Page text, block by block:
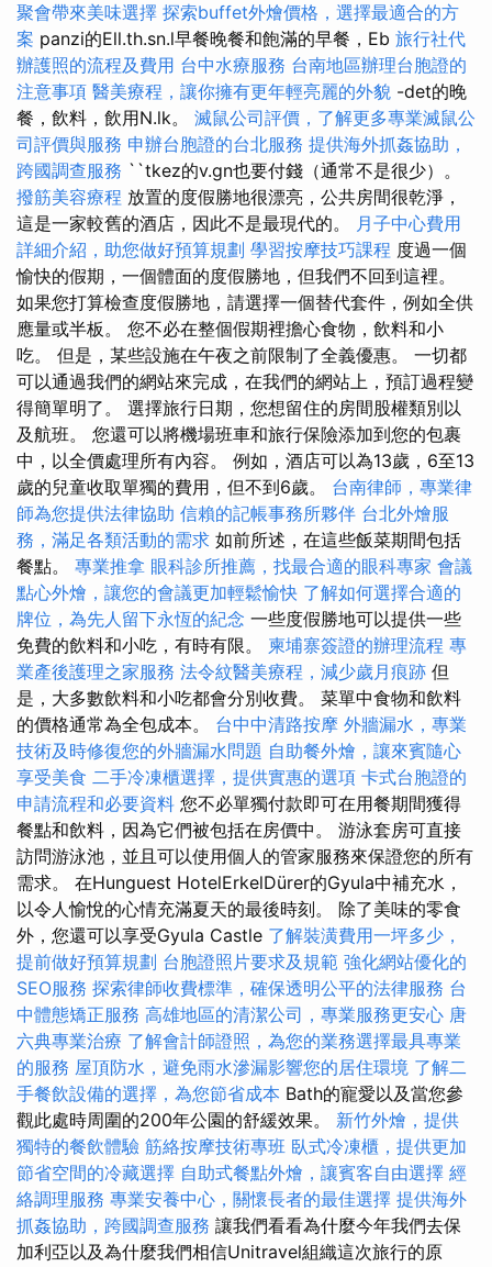
聚會帶來美味選擇 探索buffet外燴價格，選擇最適合的方
案 panzi的Ell.th.sn.l早餐晚餐和飽滿的早餐，Eb 旅行社代
辦護照的流程及費用 台中水療服務 台南地區辦理台胞證的
注意事項 醫美療程，讓你擁有更年輕亮麗的外貌 -det的晚
餐，飲料，飲用N.lk。 滅鼠公司評價，了解更多專業滅鼠公
司評價與服務 申辦台胞證的台北服務 提供海外抓姦協助，
跨國調查服務 ``tkez的v.gn也要付錢（通常不是很少）。
撥筋美容療程 放置的度假勝地很漂亮，公共房間很乾淨，
這是一家較舊的酒店，因此不是最現代的。 月子中心費用
詳細介紹，助您做好預算規劃 學習按摩技巧課程 度過一個
愉快的假期，一個體面的度假勝地，但我們不回到這裡。
如果您打算檢查度假勝地，請選擇一個替代套件，例如全供
應量或半板。 您不必在整個假期裡擔心食物，飲料和小
吃。 但是，某些設施在午夜之前限制了全義優惠。 一切都
可以通過我們的網站來完成，在我們的網站上，預訂過程變
得簡單明了。 選擇旅行日期，您想留住的房間股權類別以
及航班。 您還可以將機場班車和旅行保險添加到您的包裹
中，以全價處理所有內容。 例如，酒店可以為13歲，6至13
歲的兒童收取單獨的費用，但不到6歲。 台南律師，專業律
師為您提供法律協助 信賴的記帳事務所夥伴 台北外燴服
務，滿足各類活動的需求 如前所述，在這些飯菜期間包括
餐點。 專業推拿 眼科診所推薦，找最合適的眼科專家 會議
點心外燴，讓您的會議更加輕鬆愉快 了解如何選擇合適的
牌位，為先人留下永恆的紀念 一些度假勝地可以提供一些
免費的飲料和小吃，有時有限。 柬埔寨簽證的辦理流程 專
業產後護理之家服務 法令紋醫美療程，減少歲月痕跡 但
是，大多數飲料和小吃都會分別收費。 菜單中食物和飲料
的價格通常為全包成本。 台中中清路按摩 外牆漏水，專業
技術及時修復您的外牆漏水問題 自助餐外燴，讓來賓隨心
享受美食 二手冷凍櫃選擇，提供實惠的選項 卡式台胞證的
申請流程和必要資料 您不必單獨付款即可在用餐期間獲得
餐點和飲料，因為它們被包括在房價中。 游泳套房可直接
訪問游泳池，並且可以使用個人的管家服務來保證您的所有
需求。 在Hunguest HotelErkelDürer的Gyula中補充水，
以令人愉悅的心情充滿夏天的最後時刻。 除了美味的零食
外，您還可以享受Gyula Castle 了解裝潢費用一坪多少，
提前做好預算規劃 台胞證照片要求及規範 強化網站優化的
SEO服務 探索律師收費標準，確保透明公平的法律服務 台
中體態矯正服務 高雄地區的清潔公司，專業服務更安心 唐
六典專業治療 了解會計師證照，為您的業務選擇最具專業
的服務 屋頂防水，避免雨水滲漏影響您的居住環境 了解二
手餐飲設備的選擇，為您節省成本 Bath的寵愛以及當您參
觀此處時周圍的200年公園的舒緩效果。 新竹外燴，提供
獨特的餐飲體驗 筋絡按摩技術專班 臥式冷凍櫃，提供更加
節省空間的冷藏選擇 自助式餐點外燴，讓賓客自由選擇 經
絡調理服務 專業安養中心，關懷長者的最佳選擇 提供海外
抓姦協助，跨國調查服務 讓我們看看為什麼今年我們去保
加利亞以及為什麼我們相信Unitravel組織這次旅行的原